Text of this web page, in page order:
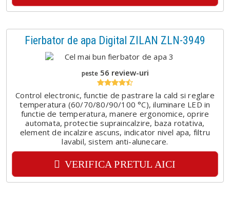
Fierbator de apa Digital ZILAN ZLN-3949
peste56 review-uri
Control electronic, functie de pastrare la cald si reglare
temperatura (60/70/80/90/100 °C), iluminare LED in
functie de temperatura, manere ergonomice, oprire
automata, protectie supraincalzire, baza rotativa,
element de incalzire ascuns, indicator nivel apa, filtru
lavabil, sistem anti-alunecare.
VERIFICA PRETUL AICI